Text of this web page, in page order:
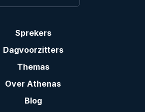
Sprekers
Dagvoorzitters
Themas
Over Athenas
Blog